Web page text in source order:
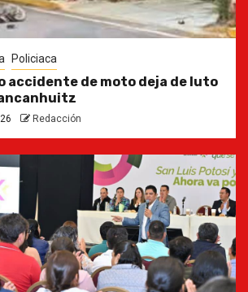
Policiaca
accidente de moto deja de luto
Redacción